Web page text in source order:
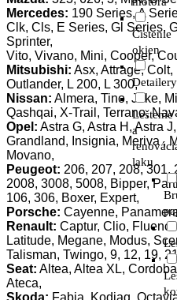
Čistenie
okien
Detailery
Leštenie
a
laku
Mercedes: 190 Series, A
Clk, Cls, E Series, Gl Series,
Sprinter,
Vito, Vivano, Mini, Cooper,
Mitsubishi: Asx, Attrage,
Outlander, L 200, L 300,
Nissan: Almera, Tino, Juke,
Qashqai, X-Trail, Terrano,
Opel: Astra G, Astra H, Astra
Grandland, Insignia, Meriva ,
Movano,
Peugeot: 206, 207, 208, 301,
2008, 3008, 5008, Bipper,
106, 306, Boxer, Expert,
Porsche: Cayenne,
Renault: Captur, Clio,
Latitude, Megane, Modus,
Talisman, Twingo, 9, 12, 19,
Seat: Altea, Altea XL,
Ateca,
Skoda: Fabia, Kodiaq,